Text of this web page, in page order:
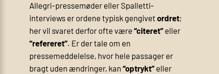
Allegri-pressemøder eller Spalletti-
interviews er ordene typisk gengivetordret;
her vil svaret derfor ofte være “citeret”eller
“refereret”. Er der tale om en
pressemeddelelse, hvor hele passager er
bragt uden ændringer, kan “optrykt”eller